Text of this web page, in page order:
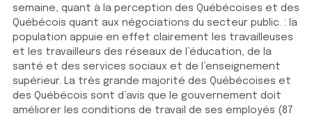
semaine, quant à la perception des Québécoises et des
Québécois quant aux négociations du secteur public. : la
population appuie en effet clairement les travailleuses
et les travailleurs des réseaux de l’éducation, de la
santé et des services sociaux et de l’enseignement
supérieur. La très grande majorité des Québécoises et
des Québécois sont d’avis que le gouvernement doit
améliorer les conditions de travail de ses employés (87